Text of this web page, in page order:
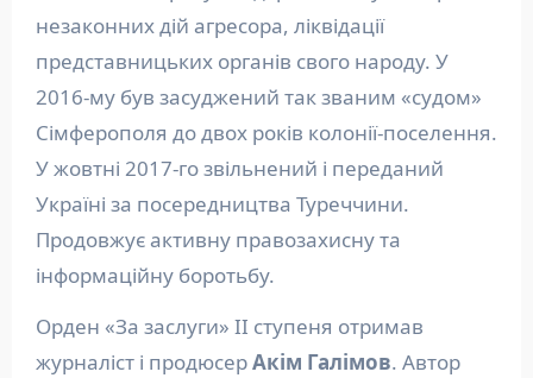
незаконних дій агресора, ліквідації
представницьких органів свого народу. У
2016-му був засуджений так званим «судом»
Сімферополя до двох років колонії-поселення.
У жовтні 2017-го звільнений і переданий
Україні за посередництва Туреччини.
Продовжує активну правозахисну та
інформаційну боротьбу.
Орден «За заслуги» ІІ ступеня отримав
журналіст і продюсерАкім Галімов. Автор